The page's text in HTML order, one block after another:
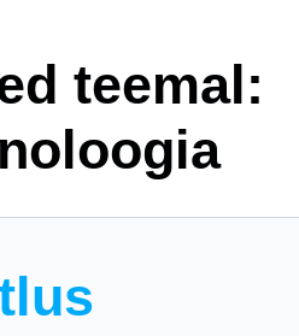
teemal: